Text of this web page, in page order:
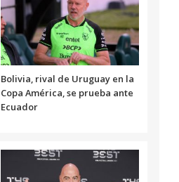
Bolivia, rival de Uruguay en la
Copa América, se prueba ante
Ecuador